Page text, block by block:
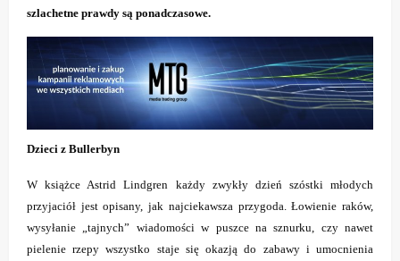
szlachetne prawdy są ponadczasowe.
Dzieci z Bullerbyn
W książce Astrid Lindgren każdy zwykły dzień szóstki młodych
przyjaciół jest opisany, jak najciekawsza przygoda. Łowienie raków,
wysyłanie „tajnych” wiadomości w puszce na sznurku, czy nawet
pielenie rzepy wszystko staje się okazją do zabawy i umocnienia